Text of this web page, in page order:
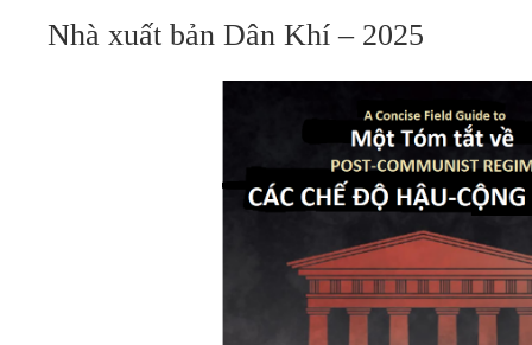
Nhà xuất bản Dân Khí – 2025